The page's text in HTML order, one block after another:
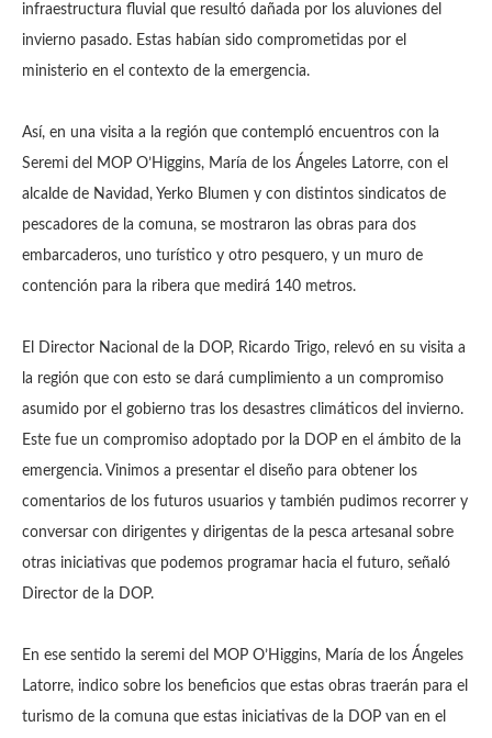
infraestructura fluvial que resultó dañada por los aluviones del
invierno pasado. Estas habían sido comprometidas por el
ministerio en el contexto de la emergencia.
Así, en una visita a la región que contempló encuentros con la
Seremi del MOP O’Higgins, María de los Ángeles Latorre, con el
alcalde de Navidad, Yerko Blumen y con distintos sindicatos de
pescadores de la comuna, se mostraron las obras para dos
embarcaderos, uno turístico y otro pesquero, y un muro de
contención para la ribera que medirá 140 metros.
El Director Nacional de la DOP, Ricardo Trigo, relevó en su visita a
la región que con esto se dará cumplimiento a un compromiso
asumido por el gobierno tras los desastres climáticos del invierno.
Este fue un compromiso adoptado por la DOP en el ámbito de la
emergencia. Vinimos a presentar el diseño para obtener los
comentarios de los futuros usuarios y también pudimos recorrer y
conversar con dirigentes y dirigentas de la pesca artesanal sobre
otras iniciativas que podemos programar hacia el futuro, señaló
Director de la DOP.
En ese sentido la seremi del MOP O’Higgins, María de los Ángeles
Latorre, indico sobre los beneficios que estas obras traerán para el
turismo de la comuna que estas iniciativas de la DOP van en el